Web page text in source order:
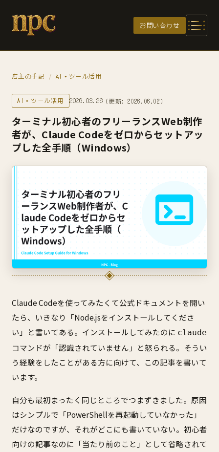
お問い合わせ
店主の手記 / AI・ツール活用
AI・ツール活用 2026.03.26 （更新: 2026.06.02）
ターミナル初心者のフリーランスWeb制作
者が、Claude Codeをゼロからセットアッ
プした全手順（Windows）
Claude Codeを使ってみたくて公式ドキュメントを開い
たら、いきなり「Node.jsをインストールしてくださ
い」と書いてある。インストールしてみたのに claude
コマンドが「認識されていません」と怒られる。そうい
う経験をしたことがある方に向けて、この記事を書いて
います。
自分も最初まったく同じところでつまずきました。原因
はシンプルで「PowerShellを再起動していなかった」
だけなのですが、それがどこにも書いていない。初心者
向けの記事なのに「当たり前のこと」として省略されて